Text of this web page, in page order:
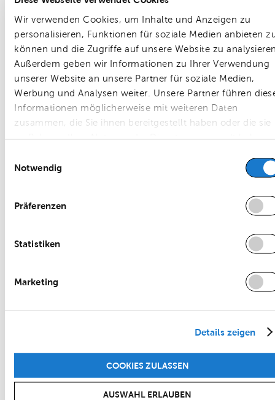
Wir verwenden Cookies, um Inhalte und Anzeigen zu
personalisieren, Funktionen für soziale Medien anbieten
können und die Zugriffe auf unsere Website zu
Außerdem geben wir Informationen zu Ihrer Verwendung
unserer Website an unsere Partner für soziale Medien,
Werbung und Analysen weiter. Unsere Partner führen
Informationen möglicherweise mit weiteren Daten
zusammen, die Sie ihnen bereitgestellt haben oder die sie
Notwendig
Präferenzen
Statistiken
Marketing
Details zeigen
COOKIES ZULASSEN
AUSWAHL ERLAUBEN
bestmöglichen Service bieten zu können.
ANFRAGE ABSENDEN